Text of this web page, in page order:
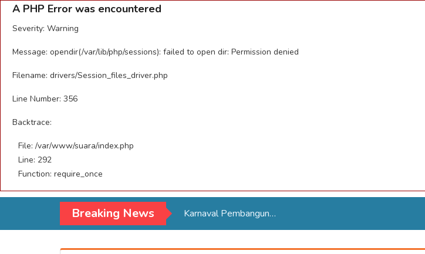
A PHP Error was encountered
Severity: Warning
Message: opendir(/var/lib/php/sessions): failed to open dir: Permission denied
Filename: drivers/Session_files_driver.php
Line Number: 356
Backtrace:
File: /var/www/suara/index.php
Line: 292
Function: require_once
Breaking News